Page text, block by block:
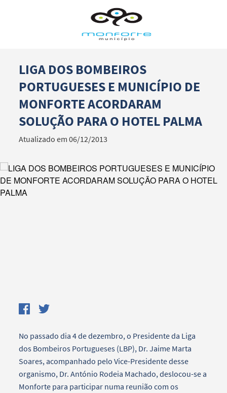
Termo de Pesquisa
Categorias gerais
LIGA DOS BOMBEIROS
PORTUGUESES E MUNICÍPIO DE
MONFORTE ACORDARAM
SOLUÇÃO PARA O HOTEL PALMA
Atualizado em 06/12/2013
No passado dia 4 de dezembro, o Presidente da Liga
dos Bombeiros Portugueses (LBP), Dr. Jaime Marta
Soares, acompanhado pelo Vice-Presidente desse
organismo, Dr. António Rodeia Machado, deslocou-se a
Monforte para participar numa reunião com os